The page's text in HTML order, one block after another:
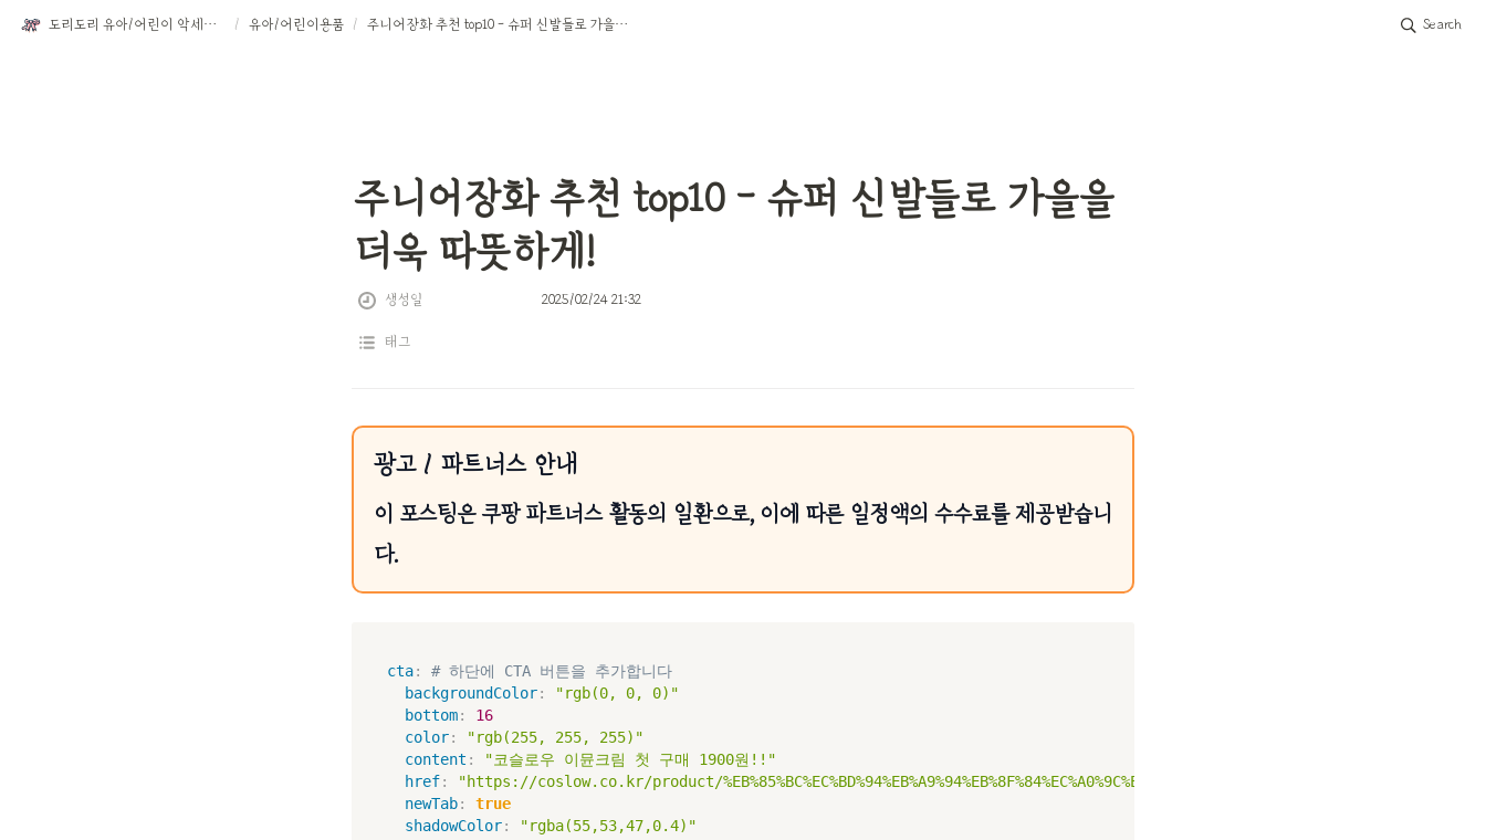
도리도리 유아/어린이 악세서리 / 유아/어린이용품 / 주니어장화 추천 top10 - 슈퍼 신발들로 가을을 더욱 따뜻하게! Search
주니어장화 추천 top10 - 슈퍼 신발들로 가을을
더욱 따뜻하게!
생성일 2025/02/24 21:32
태그
광고 / 파트너스 안내
이 포스팅은 쿠팡 파트너스 활동의 일환으로, 이에 따른 일정액의 수수료를 제공받습니
다.
cta:
# 하단에 CTA 버튼을 추가합니다
backgroundColor:
"rgb(0, 0, 0)"
bottom:
16
color:
"rgb(255, 255, 255)"
content :
"코슬로우 이뮨크림 첫 구매 1900원!!"
href:
"https://coslow.co.kr/product/%EB%85%BC%EC%BD%94%EB%A9%94%EB%8F%84%EC%A0%9C%EB%8B%89-
newTab:
true
shadowColor: "rgba(55,53,47,0.4)"